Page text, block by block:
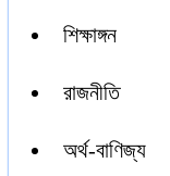
শিক্ষাঙ্গন
রাজনীতি
অর্থ-বাণিজ্য